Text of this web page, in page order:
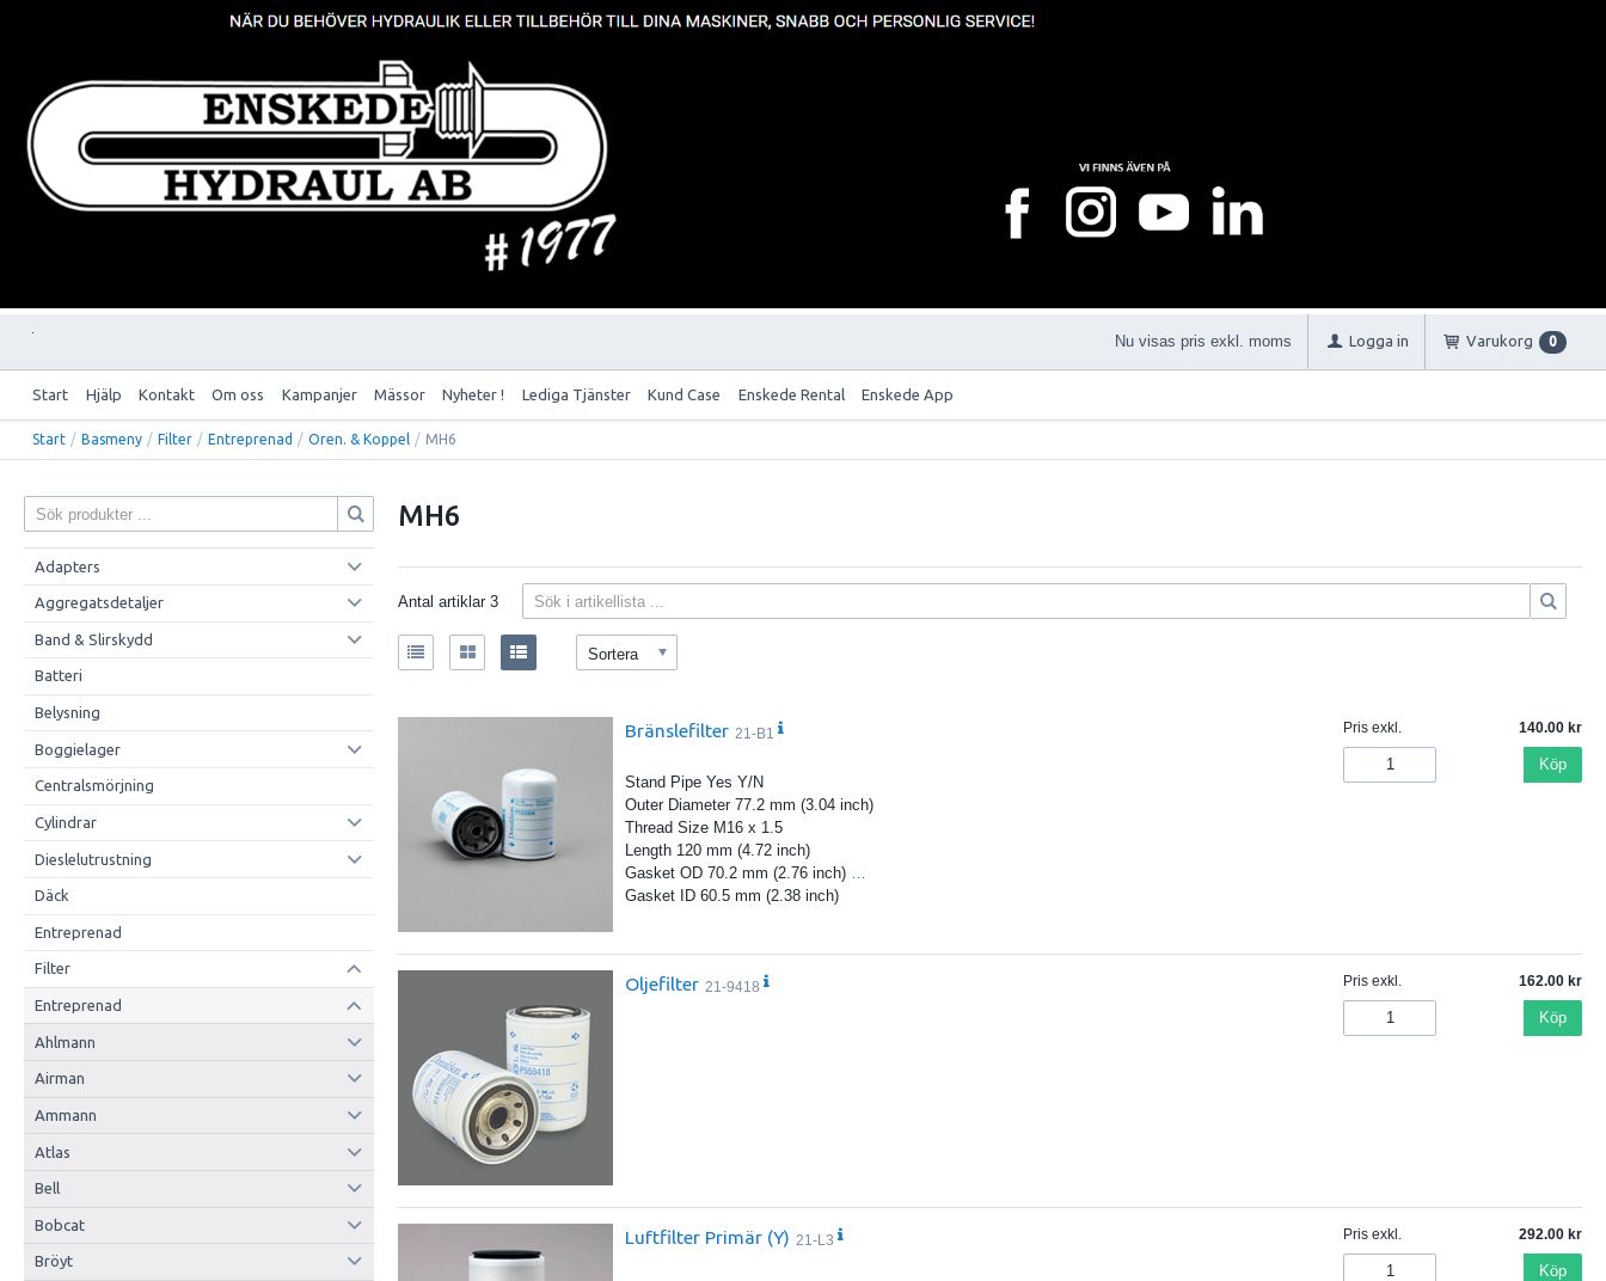
Nu visas pris exkl. moms Logga in Varukorg 0
Start Hjälp Kontakt Om oss Kampanjer Mässor Nyheter ! Lediga Tjänster Kund Case Enskede Rental Enskede App
Start / Basmeny / Filter / Entreprenad / Oren. & Koppel / MH6
Adapters
Aggregatsdetaljer
Band & Slirskydd
Batteri
Belysning
Boggielager
Centralsmörjning
Cylindrar
Dieslelutrustning
Däck
Entreprenad
Filter
Entreprenad
Ahlmann
Airman
Ammann
Atlas
Bell
Bobcat
Bröyt
MH6
Antal artiklar3
Sortera
Bränslefilter 21-B1
Stand Pipe Yes Y/N
Outer Diameter 77.2 mm (3.04 inch)
Thread Size M16 x 1.5
Length 120 mm (4.72 inch)
Gasket OD 70.2 mm (2.76 inch)
Gasket ID 60.5 mm (2.38 inch)
Pris exkl. 140.00
Köp
Oljefilter 21-9418 Pris exkl. 162.00
Köp
Luftfilter Primär (Y) 21-L3 Pris exkl. 292.00
Köp